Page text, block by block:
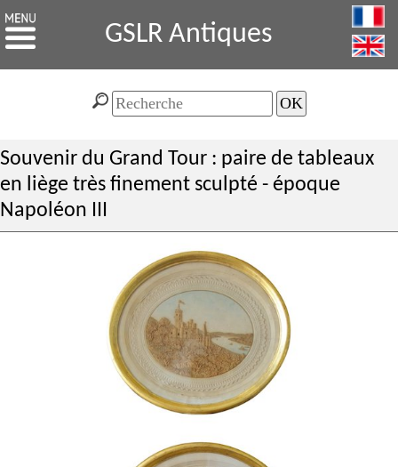
GSLR Antiques
Souvenir du Grand Tour : paire de tableaux
en liège très finement sculpté - époque
Napoléon III